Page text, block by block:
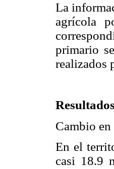
La
agrícola
primario
realizados
Cambio en
En el
casi 18.9